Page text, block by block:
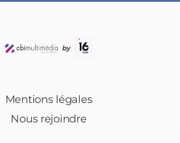
Mentions légales
Nous rejoindre